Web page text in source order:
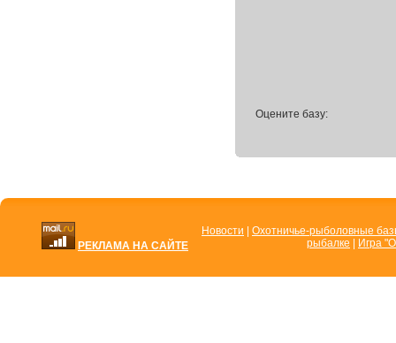
Оцените базу:
РЕКЛАМА НА САЙТЕ
Новости
Охотничье-рыболовные
рыбалке
Игра